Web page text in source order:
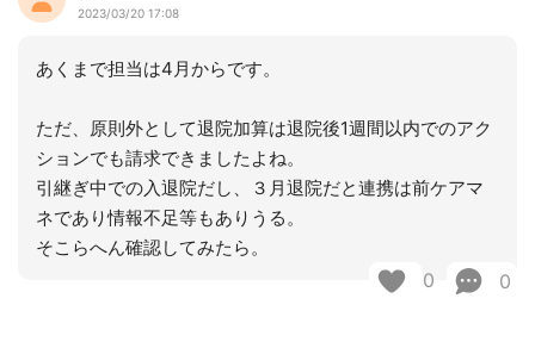
2023/03/20 17:08
あくまで担当は4月からです。
ただ、原則外として退院加算は退院後1週間以内でのアク
ションでも請求できましたよね。
引継ぎ中での入退院だし、３月退院だと連携は前ケアマ
ネであり情報不足等もありうる。
そこらへん確認してみたら。
0 0